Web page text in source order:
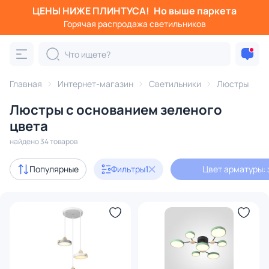
ЦЕНЫ НИЖЕ ПЛИНТУСА! Но выше паркета
Горячая распродажа светильников
Главная Интернет-магазин Светильники Люстры
Люстры с основанием зеленого
цвета
найдено 34 товаров
Популярные Фильтры1 Цвет арматуры:
Фильтры
Категория:
подвесные потолочные светодиодные
Акции 3
Дизайнерский свет 16